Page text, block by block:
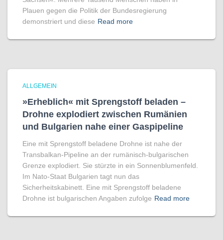
Plauen gegen die Politik der Bundesregierung
demonstriert und diese Read more
ALLGEMEIN
»Erheblich« mit Sprengstoff beladen –
Drohne explodiert zwischen Rumänien
und Bulgarien nahe einer Gaspipeline
Eine mit Sprengstoff beladene Drohne ist nahe der
Transbalkan-Pipeline an der rumänisch-bulgarischen
Grenze explodiert. Sie stürzte in ein Sonnenblumenfeld.
Im Nato-Staat Bulgarien tagt nun das
Sicherheitskabinett. Eine mit Sprengstoff beladene
Drohne ist bulgarischen Angaben zufolge Read more